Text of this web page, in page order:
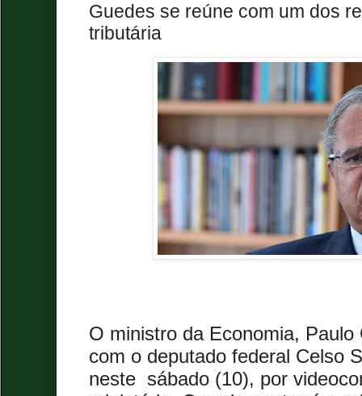
Guedes se reúne com um dos
tributária
O ministro da Economia, Paulo
com o deputado federal Celso
neste sábado (10), por